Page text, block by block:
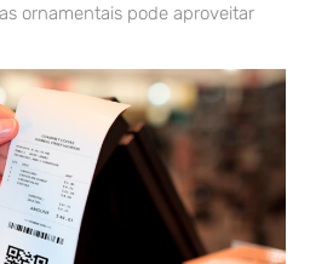
ornamentais pode aproveitar